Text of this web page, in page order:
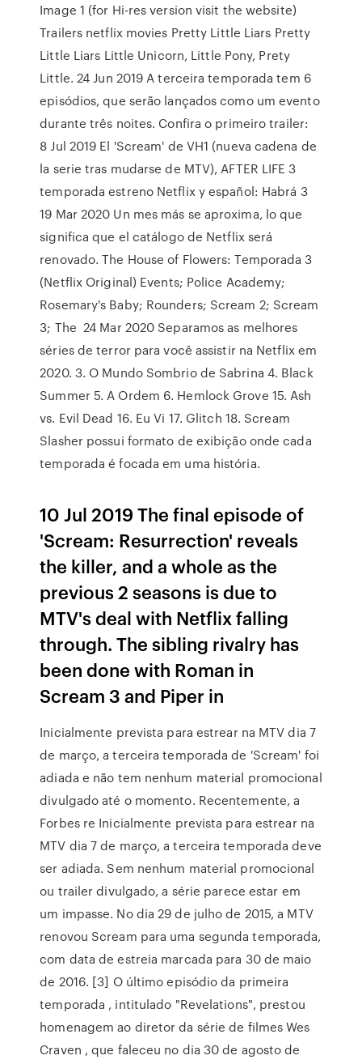
Image 1 (for Hi-res version visit the website)
Trailers netflix movies Pretty Little Liars Pretty
Little Liars Little Unicorn, Little Pony, Prety
Little. 24 Jun 2019 A terceira temporada tem 6
episódios, que serão lançados como um evento
durante três noites. Confira o primeiro trailer:
8 Jul 2019 El 'Scream' de VH1 (nueva cadena de
la serie tras mudarse de MTV), AFTER LIFE 3
temporada estreno Netflix y español: Habrá 3
19 Mar 2020 Un mes más se aproxima, lo que
significa que el catálogo de Netflix será
renovado. The House of Flowers: Temporada 3
(Netflix Original) Events; Police Academy;
Rosemary's Baby; Rounders; Scream 2; Scream
3; The 24 Mar 2020 Separamos as melhores
séries de terror para você assistir na Netflix em
2020. 3. O Mundo Sombrio de Sabrina 4. Black
Summer 5. A Ordem 6. Hemlock Grove 15. Ash
vs. Evil Dead 16. Eu Vi 17. Glitch 18. Scream
Slasher possui formato de exibição onde cada
temporada é focada em uma história.
10 Jul 2019 The final episode of
'Scream: Resurrection' reveals
the killer, and a whole as the
previous 2 seasons is due to
MTV's deal with Netflix falling
through. The sibling rivalry has
been done with Roman in
Scream 3 and Piper in
Inicialmente prevista para estrear na MTV dia 7
de março, a terceira temporada de 'Scream' foi
adiada e não tem nenhum material promocional
divulgado até o momento. Recentemente, a
Forbes re Inicialmente prevista para estrear na
MTV dia 7 de março, a terceira temporada deve
ser adiada. Sem nenhum material promocional
ou trailer divulgado, a série parece estar em
um impasse. No dia 29 de julho de 2015, a MTV
renovou Scream para uma segunda temporada,
com data de estreia marcada para 30 de maio
de 2016. [3] O último episódio da primeira
temporada , intitulado "Revelations", prestou
homenagem ao diretor da série de filmes Wes
Craven , que faleceu no dia 30 de agosto de